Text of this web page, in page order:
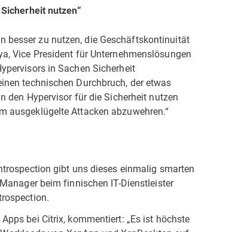
nutzen“
besser zu nutzen, die Geschäftskontinuität
Vice President für Unternehmenslösungen
in Sachen Sicherheit
technischen Durchbruch, der etwas
den Hypervisor für die Sicherheit nutzen
ausgeklügelte Attacken abzuwehren.“
gibt uns dieses einmalig smarten
beim finnischen IT-Dienstleister
bei Citrix, kommentiert: „Es ist höchste